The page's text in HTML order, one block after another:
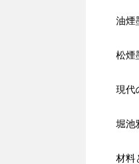
油煙
松煙
現代
堀池
材料